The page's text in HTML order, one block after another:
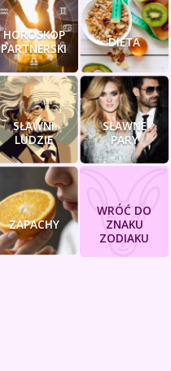
HOROSKOP
PARTNERSKI
DIETA
SŁAWNI
LUDZIE
SŁAWNE
PARY
ZAPACHY
WRÓĆ DO
ZNAKU
ZODIAKU